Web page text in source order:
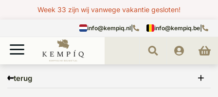
Week 33 zijn wij vanwege vakantie gesloten!
info@kempiq.nl info@kempiq.be
terug
palazzo 710